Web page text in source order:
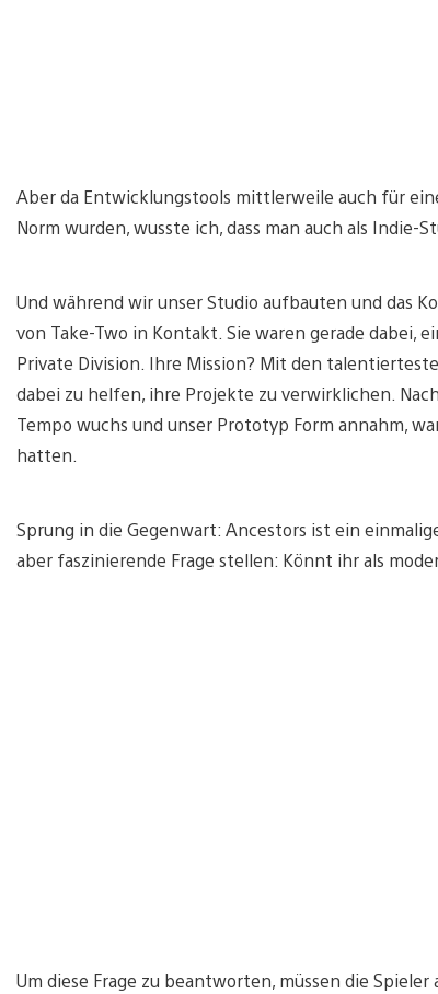
Aber da Entwicklungstools mittlerweile auch für
Norm wurden, wusste ich, dass man auch als Indie-
Und während wir unser Studio aufbauten und das
von Take-Two in Kontakt. Sie waren gerade dabei,
Private Division. Ihre Mission? Mit den
dabei zu helfen, ihre Projekte zu verwirklichen.
Tempo wuchs und unser Prototyp Form annahm,
hatten.
Sprung in die Gegenwart: Ancestors ist ein
aber faszinierende Frage stellen: Könnt ihr als
Um diese Frage zu beantworten, müssen die